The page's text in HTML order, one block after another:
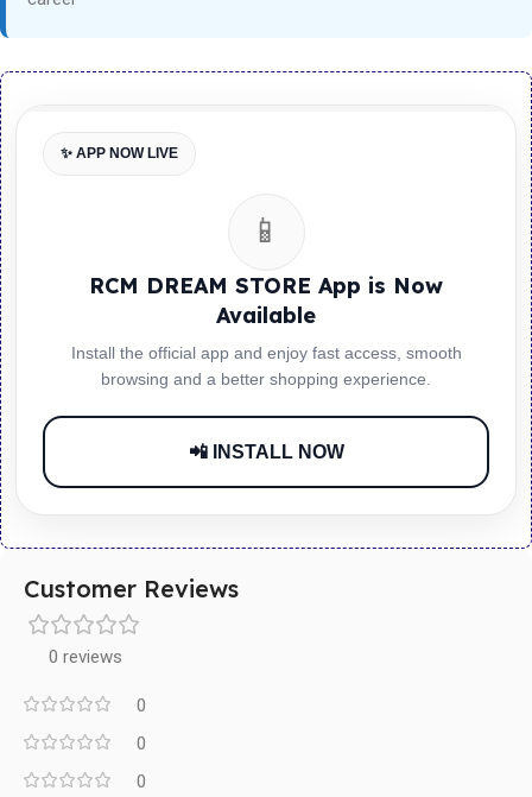
✨ APP NOW LIVE
📱
RCM DREAM STORE App is Now
Available
Install the official app and enjoy fast access, smooth
browsing and a better shopping experience.
📲 INSTALL NOW
Customer Reviews
0 reviews
0
0
0